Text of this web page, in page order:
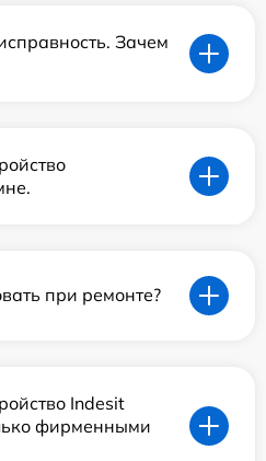
Зачем
при ремонте?
Indesit
фирменными